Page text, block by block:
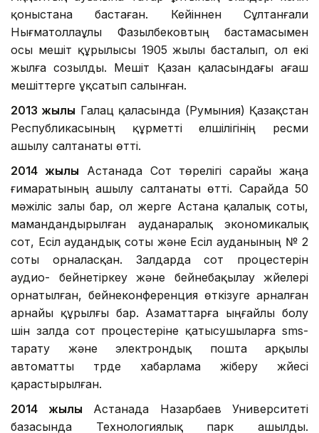
қоныстана бастаған. Кейіннен Сұлтанғали
Нығматоллаұлы Фазылбековтың бастамасымен
осы мешіт құрылысы 1905 жылы басталып, ол екі
жылға созылды. Мешіт Қазан қаласындағы ағаш
мешіттерге ұқсатып салынған.
2013 жылы Галац қаласында (Румыния) Қазақстан
Республикасының құрметті елшілігінің ресми
ашылу салтанаты өтті.
2014 жылы Астанада Сот төрелігі сарайы жаңа
ғимаратының ашылу салтанаты өтті. Сарайда 50
мәжіліс залы бар, ол жерге Астана қалалық соты,
мамандандырылған ауданаралық экономикалық
сот, Есіл аудандық соты және Есіл ауданының № 2
соты орналасқан. Залдарда сот процестерін
аудио- бейнетіркеу және бейнебақылау жүйелері
орнатылған, бейнеконференция өткізуге арналған
арнайы құрылғы бар. Азаматтарға ыңғайлы болу
үшін залда сот процестеріне қатысушыларға sms-
тарату және электрондық пошта арқылы
автоматты түрде хабарлама жіберу жүйесі
қарастырылған.
2014 жылы Астанада Назарбаев Университеті
базасында Технологиялық парк ашылды.